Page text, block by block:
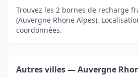
Trouvez les 2 bornes de recharge
(Auvergne Rhone Alpes).
coordonnées.
Autres villes — Auvergne